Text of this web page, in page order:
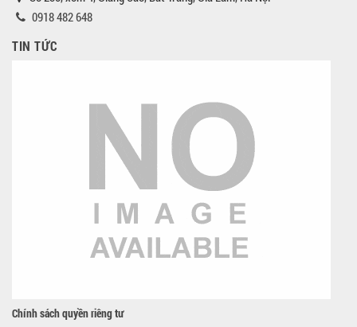
0918 482 648
TIN TỨC
Chính sách quyền riêng tư